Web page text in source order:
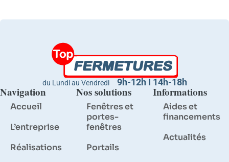
du Lundi au Vendredi 9h-12h I 14h-18h
Navigation
Accueil
L’entreprise
Réalisations
Nos solutions
Fenêtres et
portes-
fenêtres
Portails
Informations
Aides et
financements
Actualités